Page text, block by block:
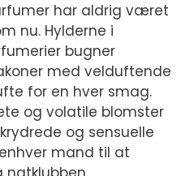
har aldrig været
nu. Hylderne i
bugner
med velduftende
for en hver smag.
og volatile blomster
og sensuelle
mand til at